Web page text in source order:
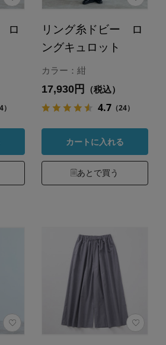
ロ
リング糸ドビー ロ
ングキュロット
カラー：紺
17,930円 （税込）
4.7（24）
カートに入れる
あとで買う